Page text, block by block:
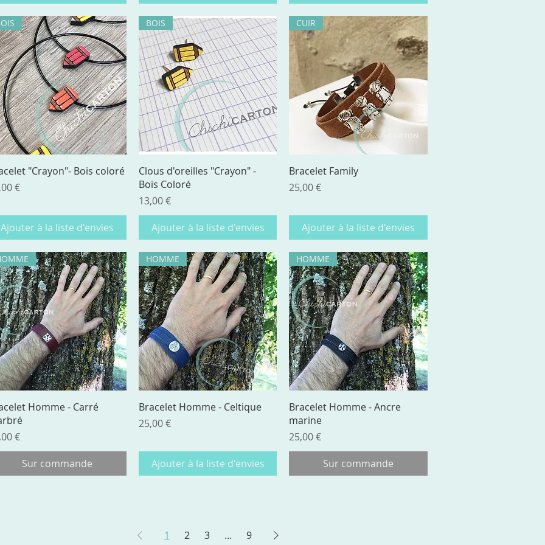
Aperçu rapide
"Crayon"- Bois coloré
€
Ajouter à la liste d'envies
Aperçu rapide
BOIS
Clous d'oreilles "Crayon" -
Bois Coloré
Prix
13,00 €
Ajouter à la liste d'envies
Aperçu rapide
CUIR
Bracelet Family
Prix
25,00 €
Ajouter à la liste d'envies
Aperçu rapide
Homme - Carré
€
Sur commande
Aperçu rapide
HOMME
Bracelet Homme - Celtique
Prix
25,00 €
Ajouter à la liste d'envies
Aperçu rapide
HOMME
Bracelet Homme - Ancre
marine
Prix
25,00 €
Sur commande
1 2 3 ... 9